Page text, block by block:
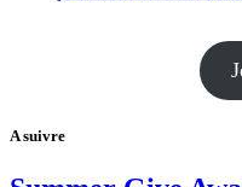
A suivre